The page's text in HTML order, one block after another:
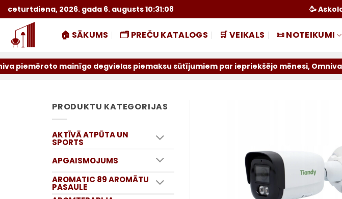
Skip
to
content
ceturtdiena, 2026. gada 6. augusts 10:31:08 🥳
🏠 SĀKUMS 🗂️ PREČU KATALOGS 🛒 VEIKALS 📜 NOTEIKUMI
mainīgo degvielas piemaksu sūtījumiem par iepriekšējo mēnesi, Omniva
PRODUKTU KATEGORIJAS
AKTĪVĀ ATPŪTA UN
SPORTS
APGAISMOJUMS
AROMATIC 89 AROMĀTU
PASAULE